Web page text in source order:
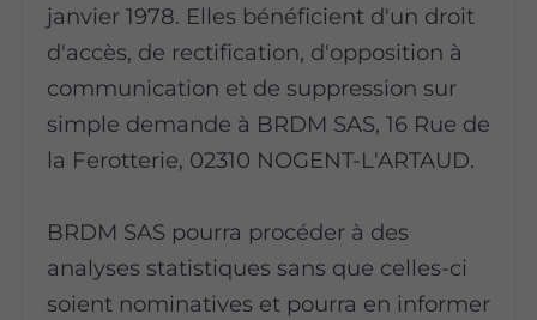
janvier 1978. Elles bénéficient d'un droit
d'accès, de rectification, d'opposition à
communication et de suppression sur
simple demande à BRDM SAS, 16 Rue de
la Ferotterie, 02310 NOGENT-L'ARTAUD.
BRDM SAS pourra procéder à des
analyses statistiques sans que celles-ci
soient nominatives et pourra en informer